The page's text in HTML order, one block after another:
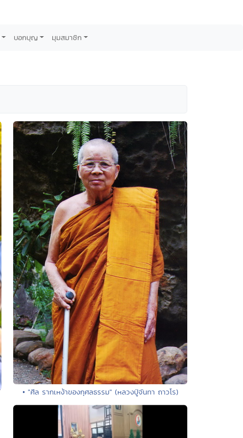
บอกบุญ มุมสมาชิก
• "ศีล รากเหง้าของกุศลธรรม" (หลวงปู่จันทา ถาวโร)